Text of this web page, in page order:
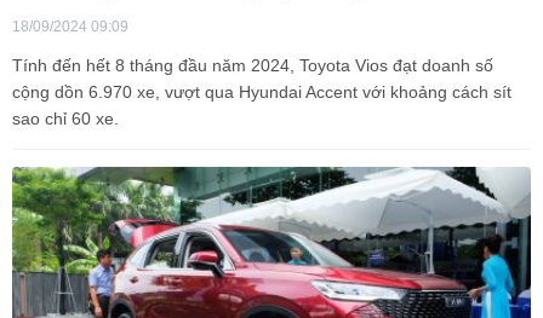
18/09/2024 09:09
Tính đến hết 8 tháng đầu năm 2024, Toyota Vios đạt doanh số
cộng dồn 6.970 xe, vượt qua Hyundai Accent với khoảng cách sít
sao chỉ 60 xe.